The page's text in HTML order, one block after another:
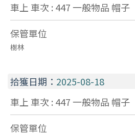
車上 車次 : 447一般物品 帽子
保管單位
樹林
拾獲日期： 2025-08-18
車上 車次 : 447一般物品 帽子
保管單位